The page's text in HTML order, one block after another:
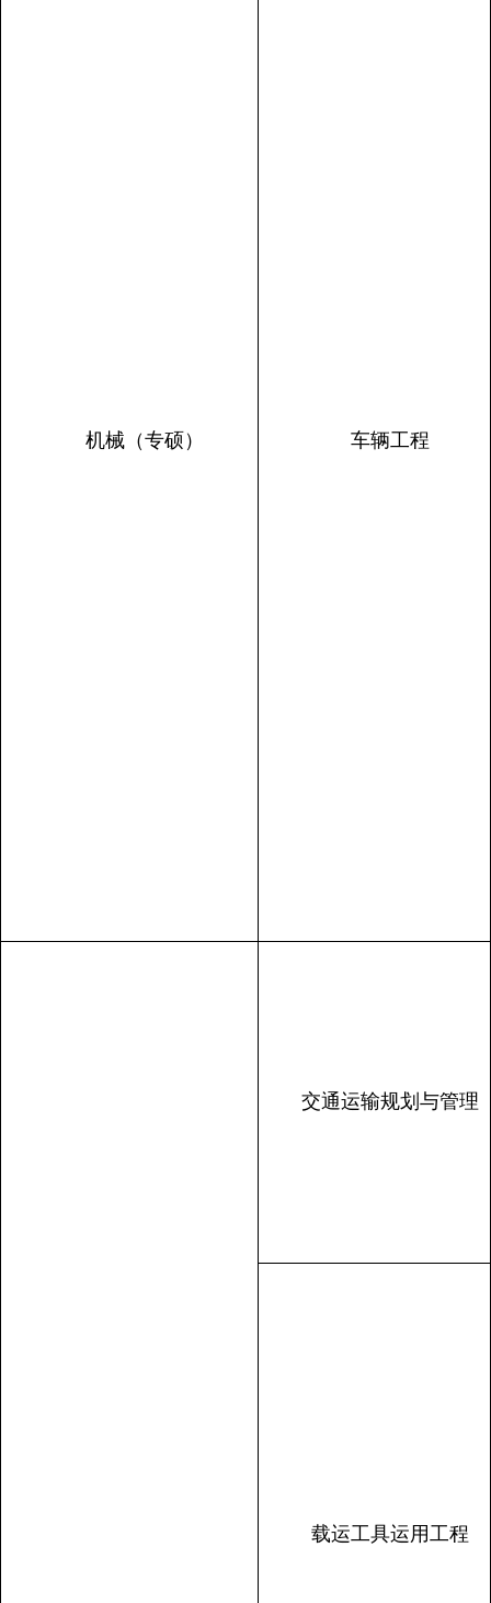
机械（专硕） 车辆工程
交通运输规划与管理
载运工具运用工程